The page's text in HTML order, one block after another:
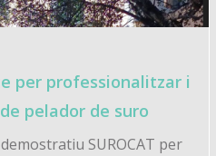
per professionalitzar i
pelador de suro
SUROCAT per